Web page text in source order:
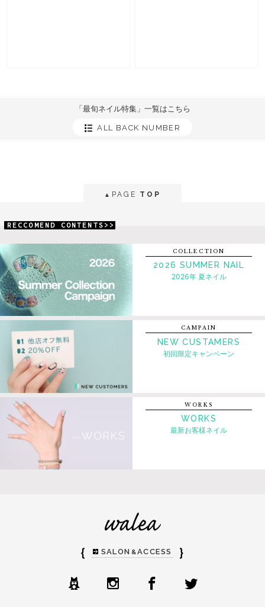
「最旬ネイル特集」一覧はこちら
ALL BACK NUMBER
▲ PAGE TOP
RECCOMEND CONTENTS>>
COLLECTION
2026 SUMMER NAIL
2026年 夏ネイル
CAMPAIN
NEW CUSTAMERS
初回限定キャンペーン
WORKS
WORKS
最新お客様ネイル
｛ SALON &ACCESS ｝